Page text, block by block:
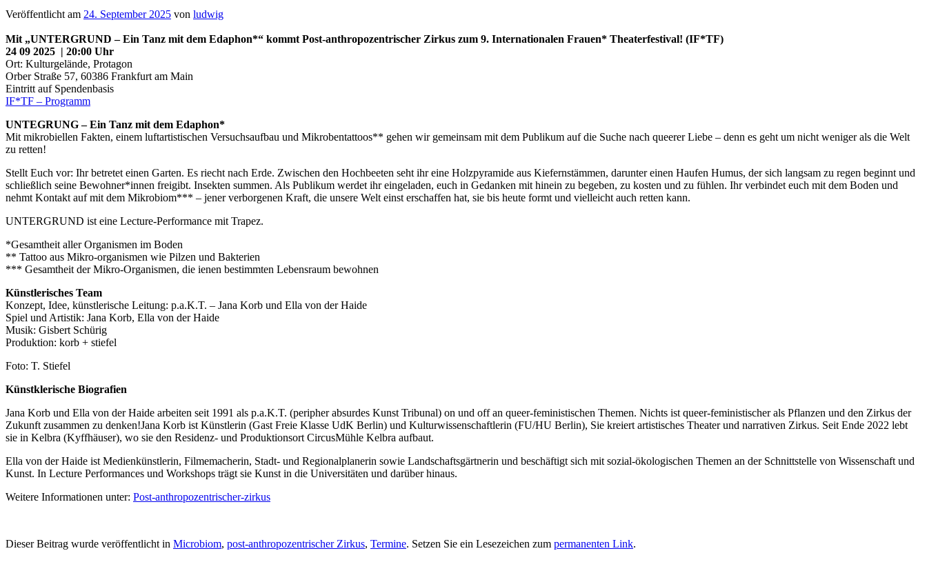
Veröffentlicht am 24. September 2025 von ludwig
Mit „UNTERGRUND – Ein Tanz mit dem Edaphon*“ kommt Post-anthropozentrischer Zirkus zum 9. Internationalen Frauen* Theaterfestival! (IF*TF)
24 09 2025 | 20:00 Uhr
Ort: Kulturgelände, Protagon
Orber Straße 57, 60386 Frankfurt am Main
Eintritt auf Spendenbasis
IF*TF – Programm
UNTEGRUNG – Ein Tanz mit dem Edaphon*
Mit mikrobiellen Fakten, einem luftartistischen Versuchsaufbau und Mikrobentattoos** gehen wir gemeinsam mit dem Publikum auf die Suche nach queerer Liebe – denn es geht um nicht weniger als die Welt
zu retten!
Stellt Euch vor: Ihr betretet einen Garten. Es riecht nach Erde. Zwischen den Hochbeeten seht ihr eine Holzpyramide aus Kiefernstämmen, darunter einen Haufen Humus, der sich langsam zu regen beginnt und
schließlich seine Bewohner*innen freigibt. Insekten summen. Als Publikum werdet ihr eingeladen, euch in Gedanken mit hinein zu begeben, zu kosten und zu fühlen. Ihr verbindet euch mit dem Boden und
nehmt Kontakt auf mit dem Mikrobiom*** – jener verborgenen Kraft, die unsere Welt einst erschaffen hat, sie bis heute formt und vielleicht auch retten kann.
UNTERGRUND ist eine Lecture-Performance mit Trapez.
*Gesamtheit aller Organismen im Boden
** Tattoo aus Mikro-organismen wie Pilzen und Bakterien
*** Gesamtheit der Mikro-Organismen, die ienen bestimmten Lebensraum bewohnen
Künstlerisches Team
Konzept, Idee, künstlerische Leitung: p.a.K.T. – Jana Korb und Ella von der Haide
Spiel und Artistik: Jana Korb, Ella von der Haide
Musik: Gisbert Schürig
Produktion: korb + stiefel
Foto: T. Stiefel
Künstklerische Biografien
Jana Korb und Ella von der Haide arbeiten seit 1991 als p.a.K.T. (peripher absurdes Kunst Tribunal) on und off an queer-feministischen Themen. Nichts ist queer-feministischer als Pflanzen und den Zirkus der
Zukunft zusammen zu denken!Jana Korb ist Künstlerin (Gast Freie Klasse UdK Berlin) und Kulturwissenschaftlerin (FU/HU Berlin), Sie kreiert artistisches Theater und narrativen Zirkus. Seit Ende 2022 lebt
sie in Kelbra (Kyffhäuser), wo sie den Residenz- und Produktionsort CircusMühle Kelbra aufbaut.
Ella von der Haide ist Medienkünstlerin, Filmemacherin, Stadt- und Regionalplanerin sowie Landschaftsgärtnerin und beschäftigt sich mit sozial-ökologischen Themen an der Schnittstelle von Wissenschaft und
Kunst. In Lecture Performances und Workshops trägt sie Kunst in die Universitäten und darüber hinaus.
Weitere Informationen unter: Post-anthropozentrischer-zirkus
Dieser Beitrag wurde veröffentlicht in Microbiom, post-anthropozentrischer Zirkus, Termine. Setzen Sie ein Lesezeichen zum permanenten Link.